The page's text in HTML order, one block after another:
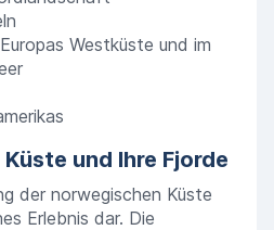
Westküste und im
und Ihre Fjorde
der norwegischen Küste
Erlebnis dar. Die